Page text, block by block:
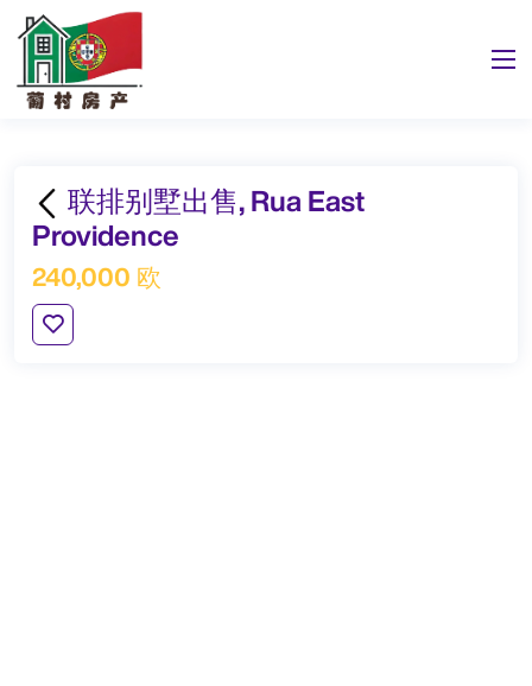
联排别墅出售, Rua East
Providence
240,000 欧